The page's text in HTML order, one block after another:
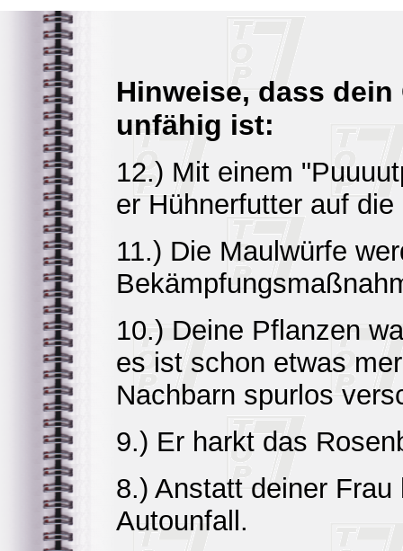
Hinweise, dass dein
unfähig ist:
12.) Mit einem
er Hühnerfutter auf die
11.) Die Maulwürfe
10.) Deine Pflanzen
es ist schon etwas
Nachbarn spurlos
9.) Er harkt das
8.) Anstatt deiner
Autounfall.